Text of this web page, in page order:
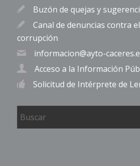
Buzón de quejas y
Canal de denuncias contra
corrupción
informacion@ayto-
Acceso a la Información
Solicitud de Intérprete de